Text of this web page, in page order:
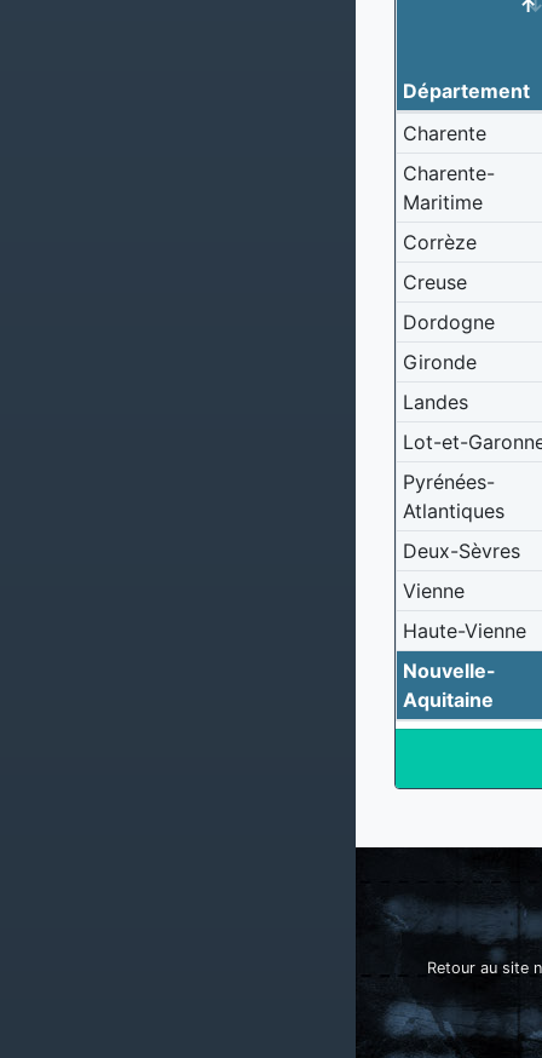
Département
Charente
Charente-
Maritime
Corrèze
Creuse
Dordogne
Gironde
Landes
Lot-et-
Pyrénées-
Atlantiques
Deux-Sèvres
Vienne
Haute-Vienne
Nouvelle-
Aquitaine
Retour au site